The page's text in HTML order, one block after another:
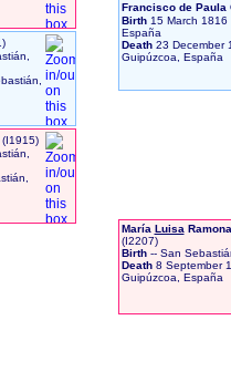
‎(I1915)‎
Francisco de
Birth 15 March 1816
España
Death 23 December
Guipúzcoa, España
María Luisa
‎(I2207)‎
Birth-- San
Death 8 September
Guipúzcoa, España